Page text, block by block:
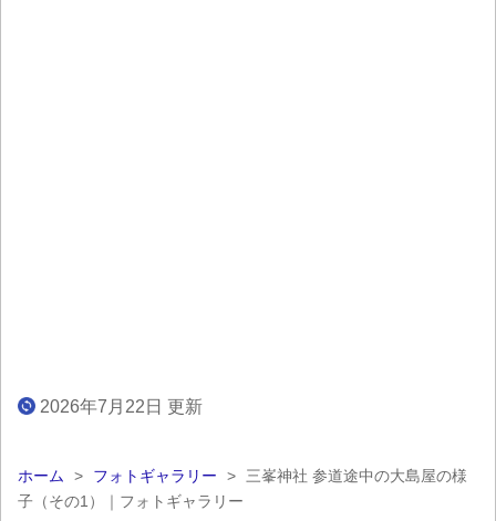
2026年7月22日 更新
ホーム > フォトギャラリー >
三峯神社 参道途中の大島屋の様
子（その1）｜フォトギャラリー